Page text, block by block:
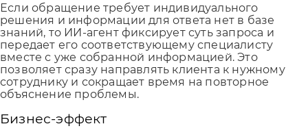
Если обращение требует индивидуального
решения и информации для ответа нет в базе
знаний, то ИИ-агент фиксирует суть запроса и
передает его соответствующему специалисту
вместе с уже собранной информацией. Это
позволяет сразу направлять клиента к нужному
сотруднику и сокращает время на повторное
объяснение проблемы.
Бизнес-эффект